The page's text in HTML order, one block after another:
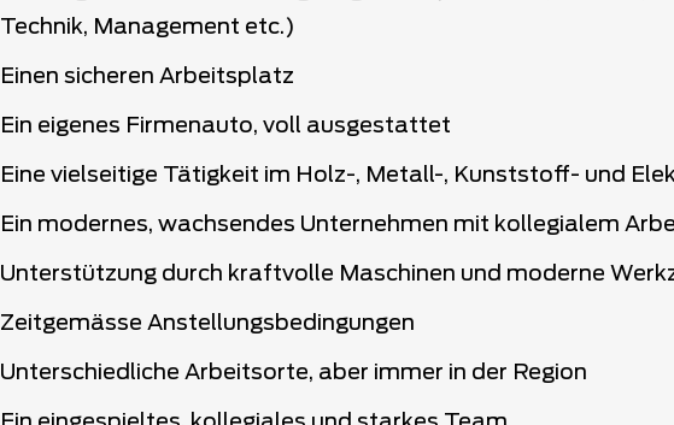
Technik, Management etc.)
Einen sicheren Arbeitsplatz
Ein eigenes Firmenauto, voll ausgestattet
Eine vielseitige Tätigkeit im Holz-, Metall-, Kunststoff- und
Ein modernes, wachsendes Unternehmen mit kollegialem
Unterstützung durch kraftvolle Maschinen und moderne
Zeitgemässe Anstellungsbedingungen
Unterschiedliche Arbeitsorte, aber immer in der Region